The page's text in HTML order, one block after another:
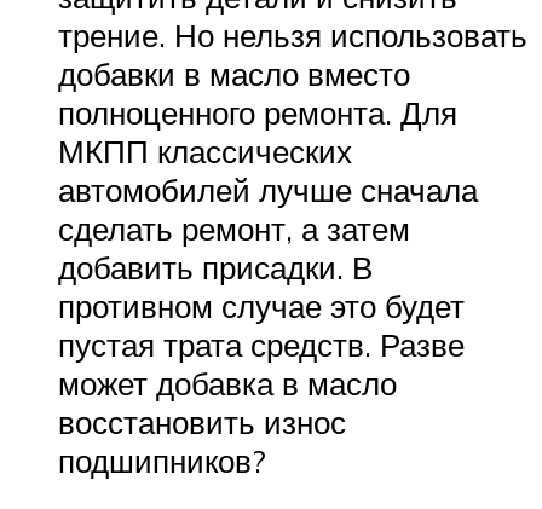
трение. Но нельзя использовать
добавки в масло вместо
полноценного ремонта. Для
МКПП классических
автомобилей лучше сначала
сделать ремонт, а затем
добавить присадки. В
противном случае это будет
пустая трата средств. Разве
может добавка в масло
восстановить износ
подшипников?